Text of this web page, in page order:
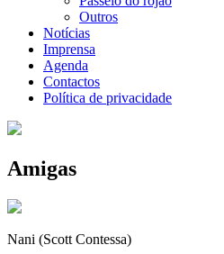
Outros
Notícias
Imprensa
Agenda
Contactos
Política de privacidade
Amigas
Nani (Scott Contessa)